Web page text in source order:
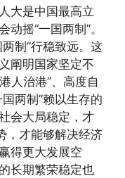
大是中国最高立
摇“一国两制”。
制”行稳致远。这
阐明国家坚定不
人治港”、高度自
两制”赖以生存的
会大局稳定，才
，才能够解决经济
得更大发展空
长期繁荣稳定也